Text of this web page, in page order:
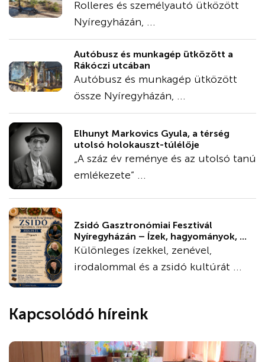
Rolleres és személyautó ütközött
Nyíregyházán, ...
Autóbusz és munkagép ütközött a
Rákóczi utcában
Autóbusz és munkagép ütközött
össze Nyíregyházán, ...
Elhunyt Markovics Gyula, a térség
utolsó holokauszt-túlélője
„A száz év reménye és az utolsó tanú
emlékezete” ...
Zsidó Gasztronómiai Fesztivál
Nyíregyházán – Ízek, hagyományok, ...
Különleges ízekkel, zenével,
irodalommal és a zsidó kultúrát ...
Kapcsolódó híreink